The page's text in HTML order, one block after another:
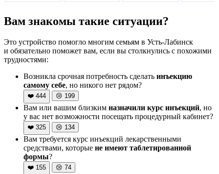
Вам знакомы такие ситуации?
Это устройство помогло многим семьям в Усть-Лабинск
и обязательно поможет вам, если вы столкнулись с похожими
трудностями:
Возникла срочная потребность сделать инъекцию
самому себе, но никого нет рядом?
❤️ 444 😢 199
Вам или вашим близким назначили курс инъекций, но
у вас нет возможности посещать процедурный кабинет?
❤️ 325 😢 134
Вам требуется курс инъекций лекарственными
средствами, которые не имеют таблетированной
формы?
❤️ 155 😢 74